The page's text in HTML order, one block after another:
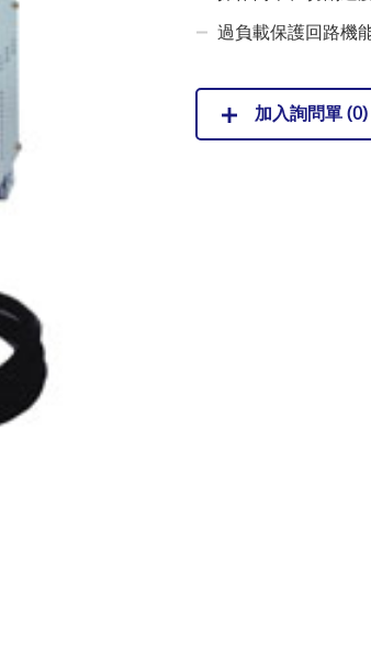
過負載保護回路機
加入詢問單 (0)